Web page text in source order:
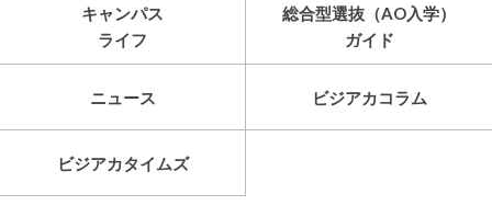
キャンパス
ライフ
総合型選抜（AO入学）
ガイド
ニュース ビジアカコラム
ビジアカタイムズ